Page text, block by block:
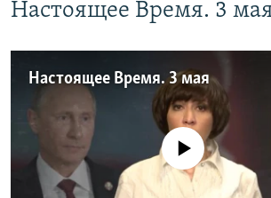
Настоящее Время. 3
Настоящее Время. 3 мая
No media source currently